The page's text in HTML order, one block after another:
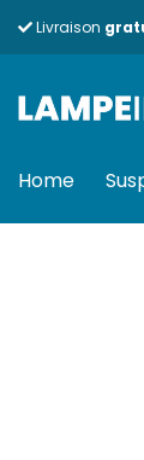
Livraison
Home